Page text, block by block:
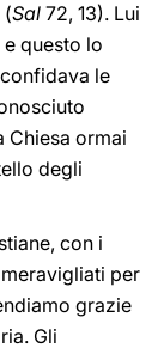
(Sal 72, 13). Lui
questo lo
le
Chiesa ormai
degli
con i
per
grazie
Gli